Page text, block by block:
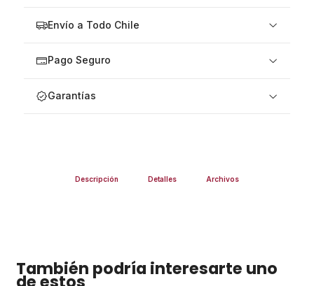
Envío a Todo Chile
Pago Seguro
Garantías
Descripción Detalles Archivos
También podría interesarte uno